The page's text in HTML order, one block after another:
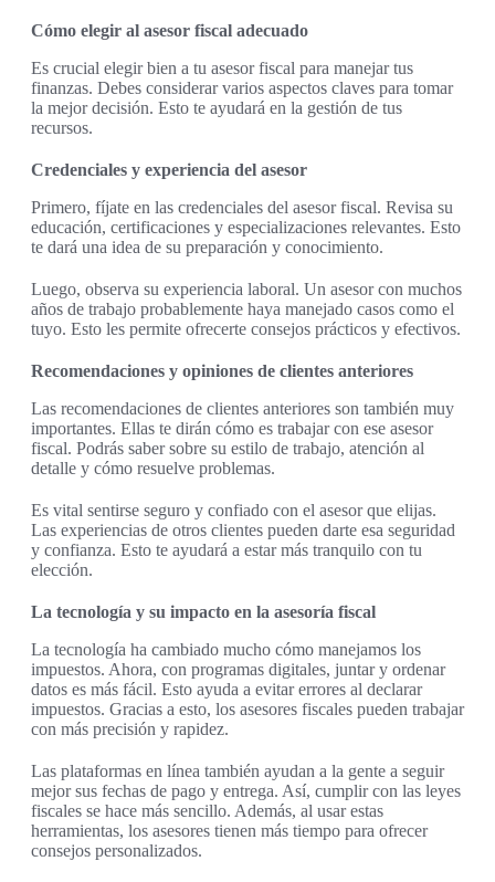
Cómo elegir al asesor fiscal adecuado
Es crucial elegir bien a tu asesor fiscal para manejar tus
finanzas. Debes considerar varios aspectos claves para tomar
la mejor decisión. Esto te ayudará en la gestión de tus
recursos.
Credenciales y experiencia del asesor
Primero, fíjate en las credenciales del asesor fiscal. Revisa su
educación, certificaciones y especializaciones relevantes. Esto
te dará una idea de su preparación y conocimiento.
Luego, observa su experiencia laboral. Un asesor con muchos
años de trabajo probablemente haya manejado casos como el
tuyo. Esto les permite ofrecerte consejos prácticos y efectivos.
Recomendaciones y opiniones de clientes anteriores
Las recomendaciones de clientes anteriores son también muy
importantes. Ellas te dirán cómo es trabajar con ese asesor
fiscal. Podrás saber sobre su estilo de trabajo, atención al
detalle y cómo resuelve problemas.
Es vital sentirse seguro y confiado con el asesor que elijas.
Las experiencias de otros clientes pueden darte esa seguridad
y confianza. Esto te ayudará a estar más tranquilo con tu
elección.
La tecnología y su impacto en la asesoría fiscal
La tecnología ha cambiado mucho cómo manejamos los
impuestos. Ahora, con programas digitales, juntar y ordenar
datos es más fácil. Esto ayuda a evitar errores al declarar
impuestos. Gracias a esto, los asesores fiscales pueden trabajar
con más precisión y rapidez.
Las plataformas en línea también ayudan a la gente a seguir
mejor sus fechas de pago y entrega. Así, cumplir con las leyes
fiscales se hace más sencillo. Además, al usar estas
herramientas, los asesores tienen más tiempo para ofrecer
consejos personalizados.